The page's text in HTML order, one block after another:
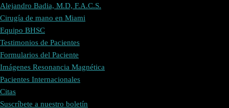
Alejandro Badia, M.D, F.A.C.S.
Cirugía de mano en Miami
Equipo BHSC
Testimonios de Pacientes
Formularios del Paciente
Imágenes Resonancia Magnética
Pacientes Internacionales
Citas
Suscríbete a nuestro boletín